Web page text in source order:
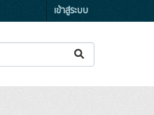
เข้าสู่ระบบ